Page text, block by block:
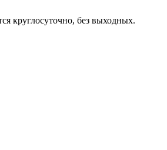
круглосуточно, без выходных.